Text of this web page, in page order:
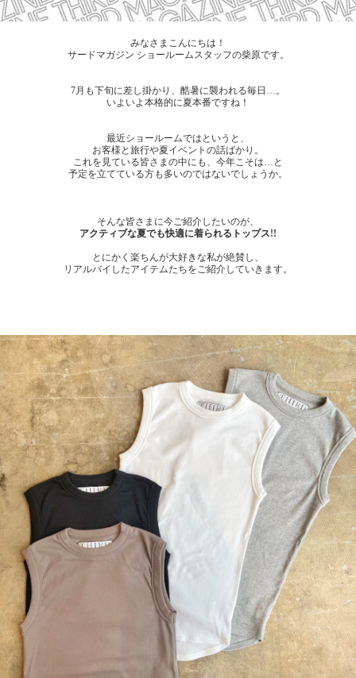
みなさまこんにちは！
サードマガジン ショールームスタッフの柴原です。
7月も下旬に差し掛かり、酷暑に襲われる毎日…。
いよいよ本格的に夏本番ですね！
最近ショールームではというと、
お客様と旅行や夏イベントの話ばかり。
これを見ている皆さまの中にも、今年こそは…と
予定を立てている方も多いのではないでしょうか。
そんな皆さまに今ご紹介したいのが、
アクティブな夏でも快適に着られるトップス!!
とにかく楽ちんが大好きな私が絶賛し、
リアルバイしたアイテムたちをご紹介していきます。